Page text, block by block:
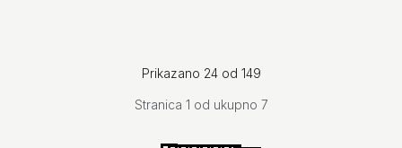
Prikazano 24 od 149
Stranica 1 od ukupno 7